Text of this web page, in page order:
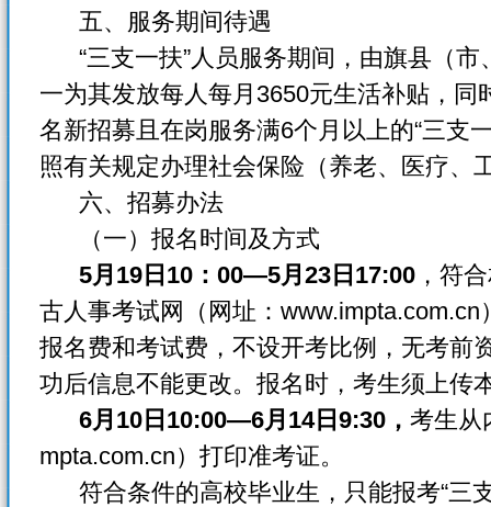
五、服务期间待遇
“三支一扶”人员服务期间，由旗县（市
一为其发放每人每月3650元生活补贴，
名新招募且在岗服务满6个月以上的“三支
照有关规定办理社会保险（养老、医疗、
六、招募办法
（一）报名时间及方式
5月19日10：00—5月23日17:00 ，符
古人事考试网（网址：
报名费和考试费，不设开考比例，无考前
功后信息不能更改。报名时，考生须上传
6月10日10:00—6月14日9:30， 考生从
mpta.com.cn）打印准考证。
符合条件的高校毕业生，只能报考“三